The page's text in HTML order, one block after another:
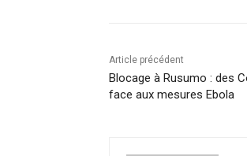
Article précédent
Blocage à Rusumo : des
face aux mesures Ebola